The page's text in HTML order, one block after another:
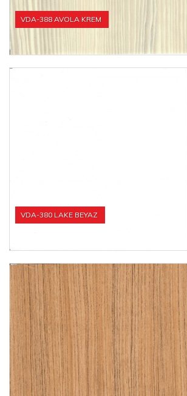
VDA-388 AVOLA KREM
VDA-380 LAKE BEYAZ